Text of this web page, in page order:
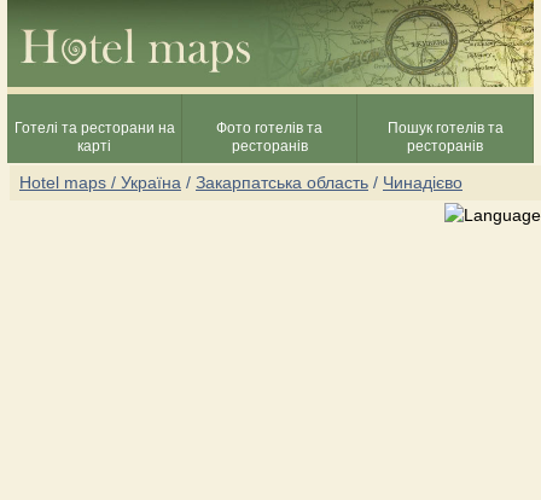
Готелі та ресторани на
карті
Фото готелів та
ресторанів
Пошук готелів та
ресторанів
Hotel maps / Україна / Закарпатська область / Чинадієво